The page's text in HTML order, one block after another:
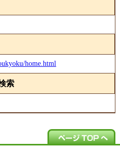
home.html
索